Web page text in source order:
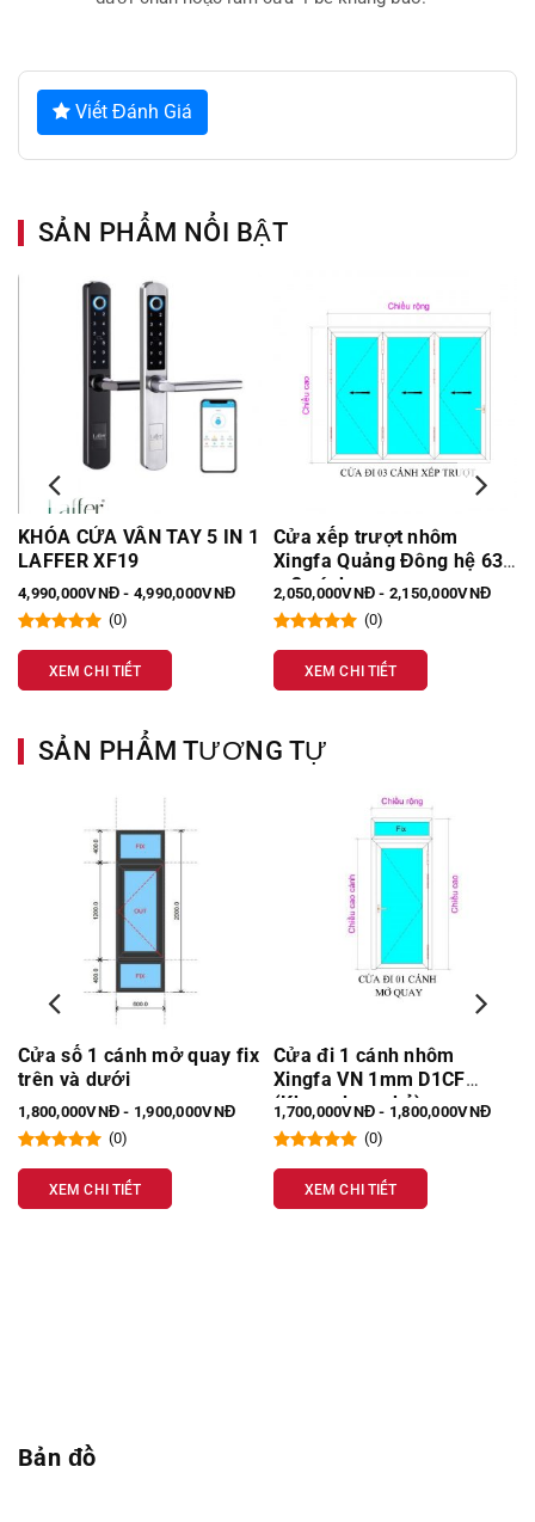
Viết Đánh Giá
SẢN PHẨM NỔI BẬT
KHÓA CỬA VÂN TAY 5 IN 1
LAFFER XF19
4,990,000VNĐ - 4,990,000VNĐ
(0)
XEM CHI TIẾT
Cửa xếp trượt nhôm
Xingfa Quảng Đông hệ 63
– 3 cánh
2,050,000VNĐ - 2,150,000VNĐ
(0)
XEM CHI TIẾT
SẢN PHẨM TƯƠNG TỰ
Cửa sổ 1 cánh mở quay fix
trên và dưới
1,800,000VNĐ - 1,900,000VNĐ
(0)
XEM CHI TIẾT
Cửa đi 1 cánh nhôm
Xingfa VN 1mm D1CF
(Khung bao nhỏ)
1,700,000VNĐ - 1,800,000VNĐ
(0)
XEM CHI TIẾT
Bản đồ